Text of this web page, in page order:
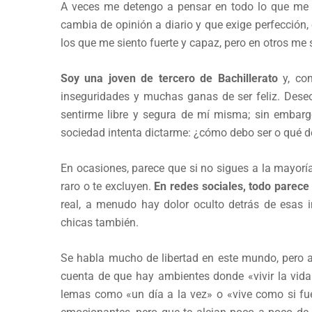
A veces me detengo a pensar en todo lo que
cambia de opinión a diario y que exige
los que me siento fuerte y capaz, pero en otros
Soy una joven de tercero de Bachilleratoy,
inseguridades y muchas ganas de ser feliz.
sentirme libre y segura de mí misma; sin
sociedad intenta dictarme: ¿cómo debo ser o qué
En ocasiones, parece que si no sigues a la
raro o te excluyen. En redes sociales, todo
real, a menudo hay dolor oculto detrás de
chicas también.
Se habla mucho de libertad en este mundo, pero
cuenta de que hay ambientes donde «vivir la
lemas como «un día a la vez» o «vive como si